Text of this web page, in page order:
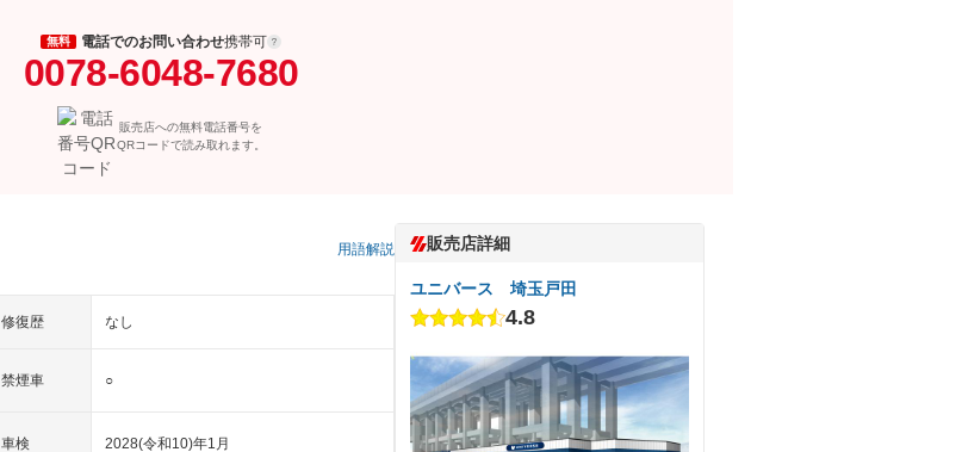
無料 電話でのお問い合わせ携帯可
0078-6048-7680
販売店への無料電話番号を
QRコードで読み取れます。
用語解説
修復歴 なし
禁煙車 ○
車検 2028(令和10)年1月
販売店詳細
ユニバース 埼玉戸田
4.8